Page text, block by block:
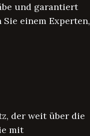
und garantiert
einem Experten,
der weit über die
mit